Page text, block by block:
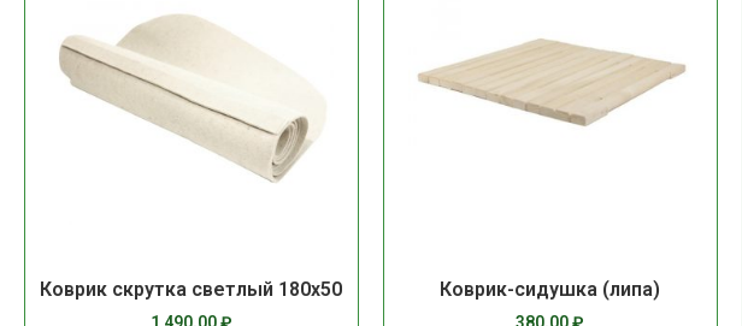
Коврик скрутка светлый 180х50
1 490,00₽
Коврик-сидушка (липа)
380,00₽